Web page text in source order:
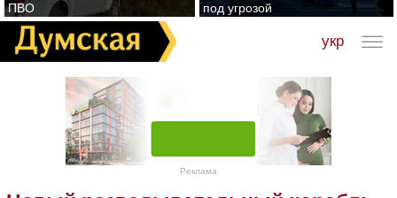
ПВО
под угрозой
укр
Реклама